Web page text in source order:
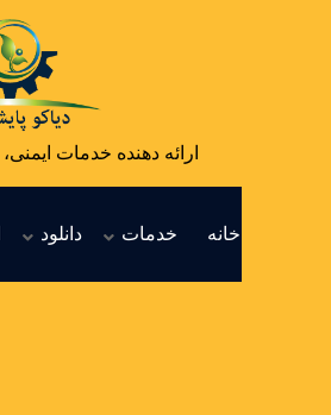
ارائه دهنده خدمات
خانه خدمات دانلود